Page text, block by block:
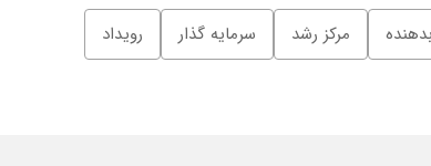
مرکز رشد سرمایه گذار رویداد